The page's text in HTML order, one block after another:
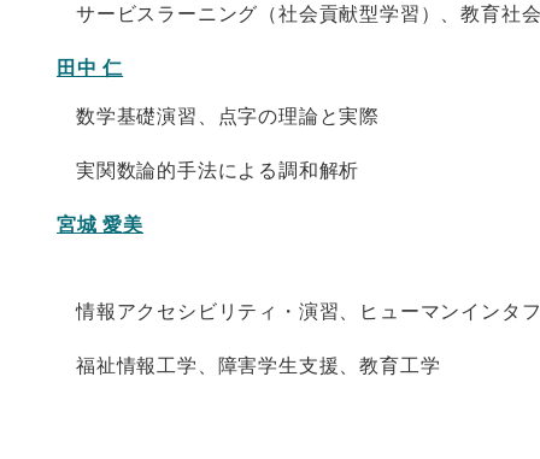
サービスラーニング（社会貢献型学習）、教育社
田中 仁
数学基礎演習、点字の理論と実際
実関数論的手法による調和解析
宮城 愛美
情報アクセシビリティ・演習、ヒューマンインタ
福祉情報工学、障害学生支援、教育工学